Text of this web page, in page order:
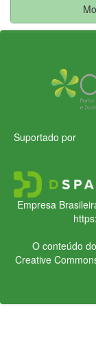
Suportado por
Empresa
O conteúdo
Creative